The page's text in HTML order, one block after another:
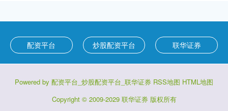
配资平台 炒股配资平台 联华证券
Powered by 配资平台_炒股配资平台_联华证券 RSS地图 HTML地图
Copyright © 2009-2029 联华证券版权所有